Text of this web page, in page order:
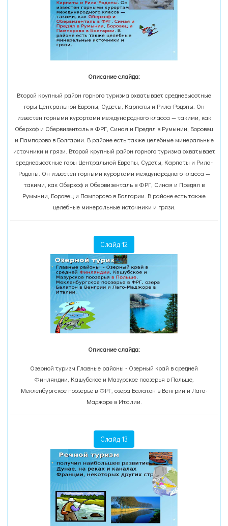
Описание слайда:
Второй крупный район горного туризма охватывает средневысотные
горы Центральной Европы, Судеты, Карпаты и Рила-Родопы. Он
известен горными курортами международного класса — такими, как
Оберхоф и Обервизенталь в ФРГ, Синая и Предял в Румынии, Боровец
и Пампорово в Болгарии. В районе есть также целебные минеральные
источники и грязи. Второй крупный район горного туризма охватывает
средневысотные горы Центральной Европы, Судеты, Карпаты и Рила-
Родопы. Он известен горными курортами международного класса —
такими, как Оберхоф и Обервизенталь в ФРГ, Синая и Предял в
Румынии, Боровец и Пампорово в Болгарии. В районе есть также
целебные минеральные источники и грязи.
Слайд 12
Описание слайда:
Озерной туризм Главные районы - Озерный край в средней
Финляндии, Кашубское и Мазурское поозерья в Польше,
Мекленбургское поозерье в ФРГ, озера Балатон в Венгрии и Лаго-
Маджоре в Италии.
Слайд 13